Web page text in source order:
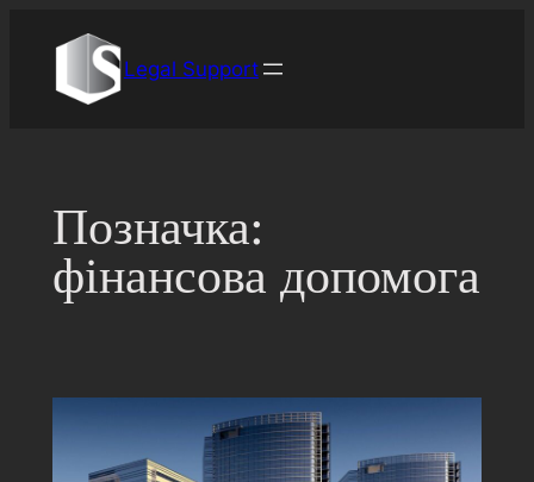
вмісту
Legal Support
Позначка:
фінансова допомога